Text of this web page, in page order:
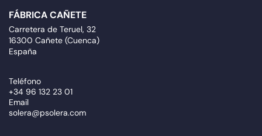
FÁBRICA CAÑETE
Carretera de Teruel, 32
16300 Cañete (Cuenca)
España
Teléfono
+34 96 132 23 01
Email
solera@psolera.com